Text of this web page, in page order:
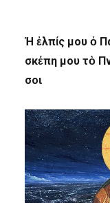
Ἡ ἐλπίς μου ὁ
σκέπη μου τὸ
σοι